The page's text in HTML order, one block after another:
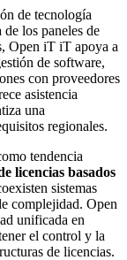
de tecnología
los paneles de
Open iT iT apoya a
de software,
con proveedores
asistencia
una
regionales.
tendencia
licencias basados
sistemas
complejidad. Open
unificada en
el control y la
de licencias.